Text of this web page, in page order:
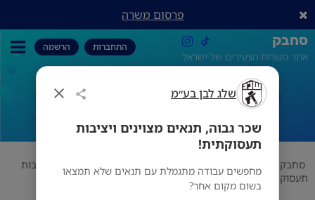
שלג לבן בע״מ
שכר גבוה, תנאים מצוינים ויציבות
תעסוקתית!
מחפשים עבודה מתגמלת עם תנאים שלא תמצאו
בשום מקום אחר?
פרסום משרה
סחבק
אתר משרות הצעירים של ישראל
התחברות הרשמה
שכר גבוה, תנאים מצוינים ויציבות
תעסוקתית!
סחבק שלג לבן בע״מ
שכר גבוה, תנאים מצוינים ויציבות
תעסוקתית!